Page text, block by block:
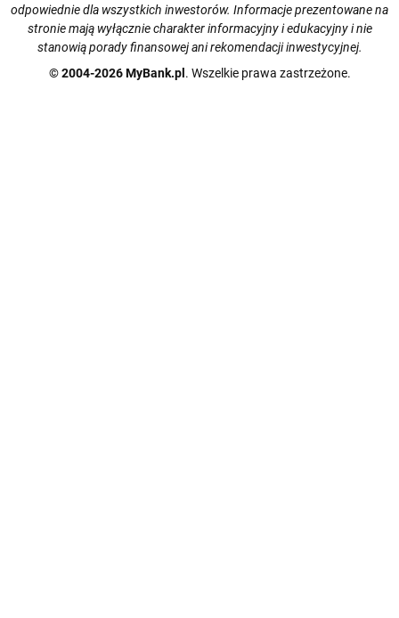
odpowiednie dla wszystkich inwestorów. Informacje prezentowane na
stronie mają wyłącznie charakter informacyjny i edukacyjny i nie
stanowią porady finansowej ani rekomendacji inwestycyjnej.
© 2004-2026 MyBank.pl . Wszelkie prawa zastrzeżone.